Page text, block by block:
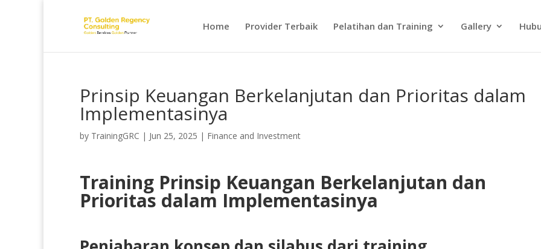
Home Provider Terbaik Pelatihan dan Training Gallery
Prinsip Keuangan Berkelanjutan dan Prioritas dalam
Implementasinya
by TrainingGRC | Jun 25, 2025 | Finance and Investment
Training Prinsip Keuangan Berkelanjutan dan
Prioritas dalam Implementasinya